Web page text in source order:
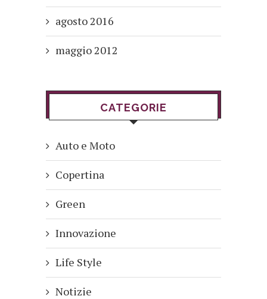
agosto 2016
maggio 2012
CATEGORIE
Auto e Moto
Copertina
Green
Innovazione
Life Style
Notizie